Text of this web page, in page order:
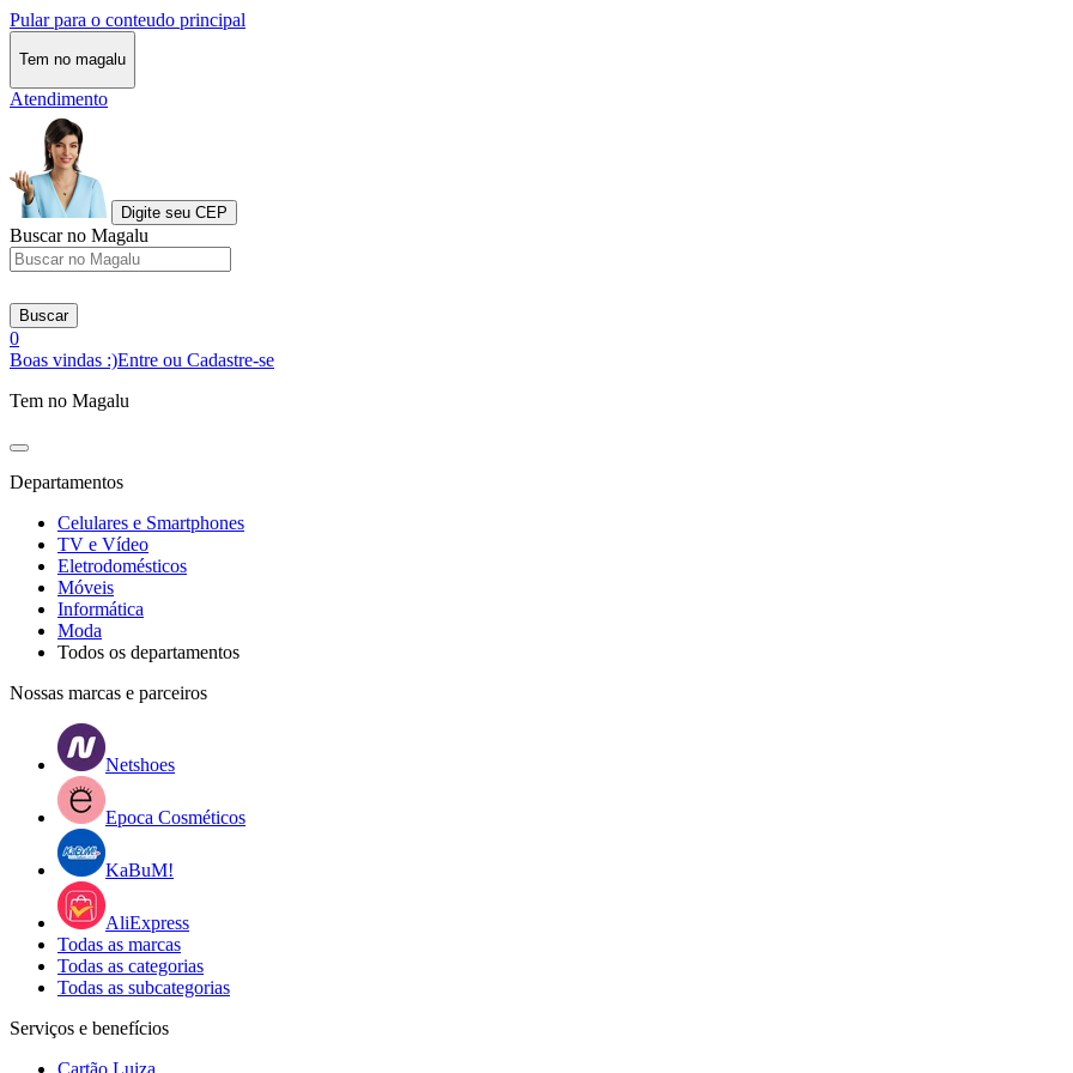
Pular para o conteudo principal
Tem no magalu
Atendimento
Digite seu CEP
Buscar no Magalu
Buscar
0
Boas vindas :)Entre ou Cadastre-se
Tem no Magalu
Departamentos
Celulares e Smartphones
TV e Vídeo
Eletrodomésticos
Móveis
Informática
Moda
Todos os departamentos
Nossas marcas e parceiros
Netshoes
Epoca Cosméticos
KaBuM!
AliExpress
Todas as marcas
Todas as categorias
Todas as subcategorias
Serviços e benefícios
Cartão Luiza